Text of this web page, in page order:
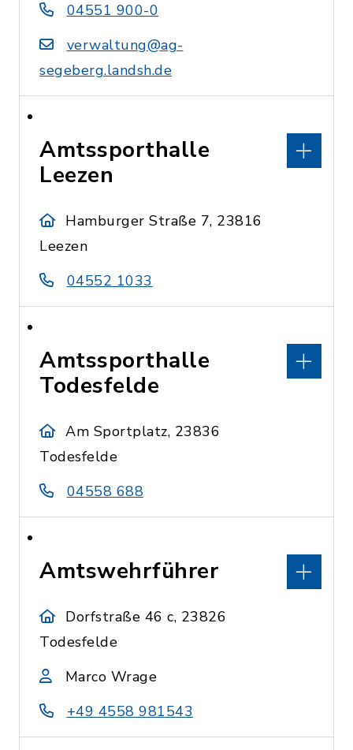
04551 900-0
verwaltung@ag-
segeberg.landsh.de
Amtssporthalle
Leezen
Hamburger Straße 7, 23816
Leezen
04552 1033
Amtssporthalle
Todesfelde
Am Sportplatz, 23836
Todesfelde
04558 688
Amtswehrführer
Dorfstraße 46 c, 23826
Todesfelde
Marco Wrage
+49 4558 981543